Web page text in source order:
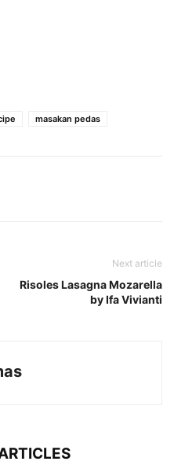
masakan pedas
Next article
Risoles Lasagna Mozarella
by Ifa Vivianti